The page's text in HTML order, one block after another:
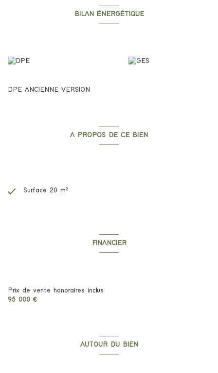
BILAN ÉNERGÉTIQUE
DPE ANCIENNE VERSION
A PROPOS DE CE BIEN
Surface 20 m²
FINANCIER
Prix de vente honoraires inclus
95 000 €
AUTOUR DU BIEN